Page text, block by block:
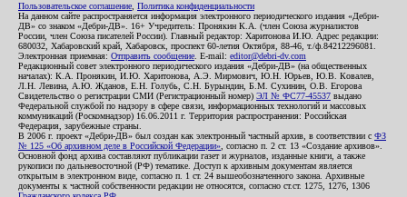
Пользовательское соглашение Политика конфиденциальности
На данном сайте распространяется информация электронного периодического издания «Дебри-
ДВ» со знаком «Дебри-ДВ». 16+ Учредитель: Пронякин К.А. (член Союза журналистов
России, член Союза писателей России). Главный редактор: Харитонова И.Ю. Адрес редакции:
680032, Хабаровский край, Хабаровск, проспект 60-летия Октября, 88-46, т./ф.84212296081.
Электронная приемная: Отправить сообщение . E-mail: editor@debri-dv.com
Редакционный совет электронного периодического издания «Дебри-ДВ» (на общественных
началах): К.А. Пронякин, И.Ю. Харитонова, А.Э. Мирмович, Ю.Н. Юрьев, Ю.В. Ковалев,
Л.Н. Левина, А.Ю. Жданов, Е.Н. Голубь, С.Н. Бурындин, Б.М. Сухинин, О.В. Егорова
Свидетельство о регистрации СМИ (Регистрационный номер) ЭЛ № ФС77-45537 выдано
Федеральной службой по надзору в сфере связи, информационных технологий и массовых
коммуникаций (Роскомнадзор) 16.06.2011 г. Территория распространения: Российская
Федерация, зарубежные страны.
В 2006 г. проект «Дебри-ДВ» был создан как электронный частный архив, в соответствии с ФЗ
№ 125 «Об архивном деле в Российской Федерации» , согласно п. 2 ст. 13 «Создание архивов».
Основной фонд архива составляют публикации газет и журналов, изданные книги, а также
рукописи по дальневосточной (РФ) тематике. Доступ к архивным документам является
открытым в электронном виде, согласно п. 1 ст. 24 вышеобозначенного закона. Архивные
документы к частной собственности редакции не относятся, согласно ст.ст. 1275, 1276, 1306